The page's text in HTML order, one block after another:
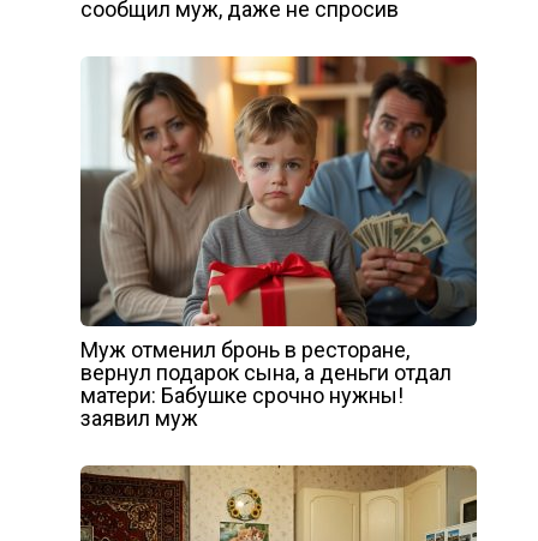
сообщил муж, даже не спросив
Муж отменил бронь в ресторане,
вернул подарок сына, а деньги отдал
матери: Бабушке срочно нужны!
заявил муж